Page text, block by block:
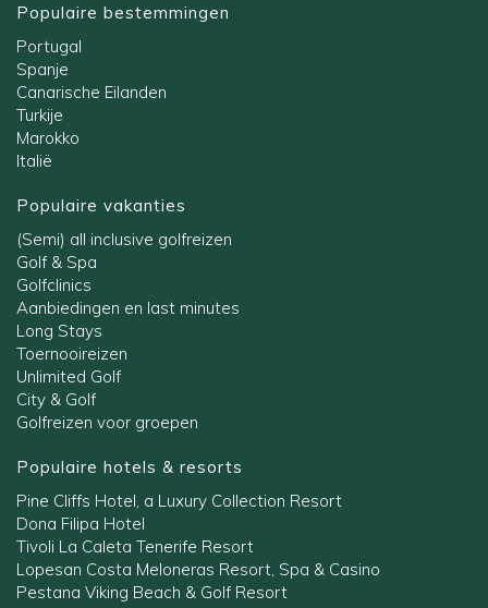
Populaire bestemmingen
Portugal
Spanje
Canarische Eilanden
Turkije
Marokko
Italië
Populaire vakanties
(Semi) all inclusive golfreizen
Golf & Spa
Golfclinics
Aanbiedingen en last minutes
Long Stays
Toernooireizen
Unlimited Golf
City & Golf
Golfreizen voor groepen
Populaire hotels & resorts
Pine Cliffs Hotel, a Luxury Collection Resort
Dona Filipa Hotel
Tivoli La Caleta Tenerife Resort
Lopesan Costa Meloneras Resort, Spa & Casino
Pestana Viking Beach & Golf Resort